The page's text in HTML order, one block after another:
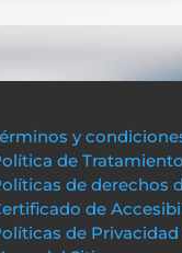
y
de
de derechos
de
de